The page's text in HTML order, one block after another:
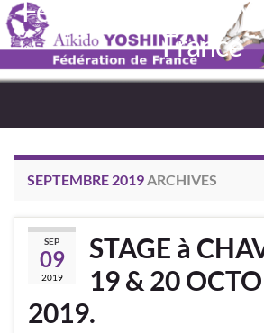
Fédération Aïkido
France
SEPTEMBRE 2019ARCHIVES
SEP
09
2019
STAGE à
19 & 20
2019.